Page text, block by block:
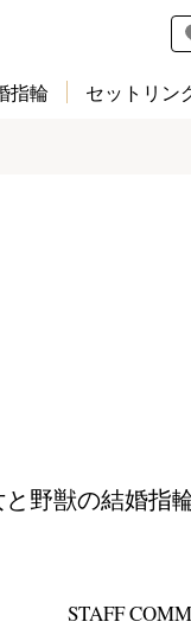
指輪 セットリン
と野獣の結婚指
STAFF